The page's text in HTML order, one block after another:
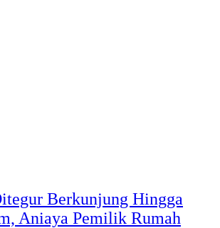
Berkunjung Hingga
Aniaya Pemilik Rumah